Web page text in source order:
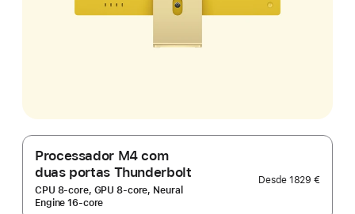
Processador M4 com
duas portas Thunderbolt
CPU 8-core, GPU 8-core, Neural
Engine 16-core
Desde 1829 €